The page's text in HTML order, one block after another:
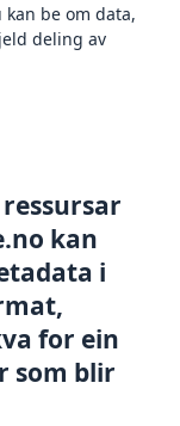
be om data,
deling av
kan
i
for ein
som blir